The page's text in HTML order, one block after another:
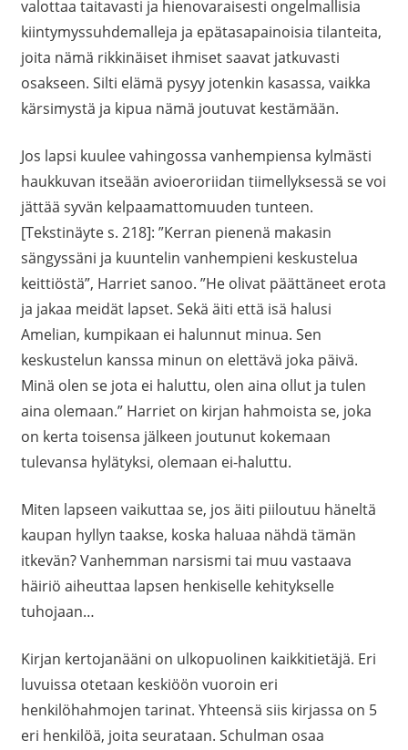
valottaa taitavasti ja hienovaraisesti ongelmallisia
kiintymyssuhdemalleja ja epätasapainoisia tilanteita,
joita nämä rikkinäiset ihmiset saavat jatkuvasti
osakseen. Silti elämä pysyy jotenkin kasassa, vaikka
kärsimystä ja kipua nämä joutuvat kestämään.
Jos lapsi kuulee vahingossa vanhempiensa kylmästi
haukkuvan itseään avioeroriidan tiimellyksessä se voi
jättää syvän kelpaamattomuuden tunteen.
[Tekstinäyte s. 218]: ”Kerran pienenä makasin
sängyssäni ja kuuntelin vanhempieni keskustelua
keittiöstä”, Harriet sanoo. ”He olivat päättäneet erota
ja jakaa meidät lapset. Sekä äiti että isä halusi
Amelian, kumpikaan ei halunnut minua. Sen
keskustelun kanssa minun on elettävä joka päivä.
Minä olen se jota ei haluttu, olen aina ollut ja tulen
aina olemaan.” Harriet on kirjan hahmoista se, joka
on kerta toisensa jälkeen joutunut kokemaan
tulevansa hylätyksi, olemaan ei-haluttu.
Miten lapseen vaikuttaa se, jos äiti piiloutuu häneltä
kaupan hyllyn taakse, koska haluaa nähdä tämän
itkevän? Vanhemman narsismi tai muu vastaava
häiriö aiheuttaa lapsen henkiselle kehitykselle
tuhojaan…
Kirjan kertojanääni on ulkopuolinen kaikkitietäjä. Eri
luvuissa otetaan keskiöön vuoroin eri
henkilöhahmojen tarinat. Yhteensä siis kirjassa on 5
eri henkilöä, joita seurataan. Schulman osaa